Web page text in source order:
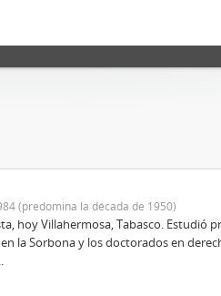
(predomina la década de 1950)
hoy Villahermosa, Tabasco. Estudió
la Sorbona y los doctorados en